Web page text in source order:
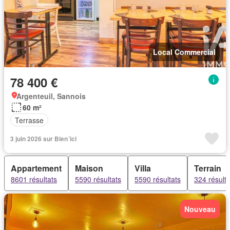
Local Commercial
78 400 €
Argenteuil, Sannois
60 m²
Terrasse
3 juin 2026 sur Bien´ici
Appartement
8601 résultats
Maison
5590 résultats
Villa
5590 résultats
Terrain
324
Nouveau